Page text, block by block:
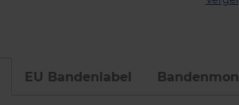
EU Bandenlabel